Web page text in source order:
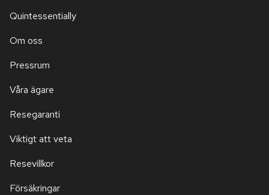
Quintessentially
Om oss
Pressrum
Våra ägare
Resegaranti
Viktigt att veta
Resevillkor
Försäkringar